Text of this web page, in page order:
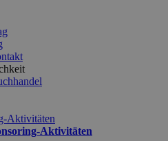
Aktivitäten
Aktivitäten